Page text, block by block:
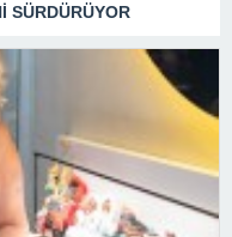
SÜRDÜRÜYOR